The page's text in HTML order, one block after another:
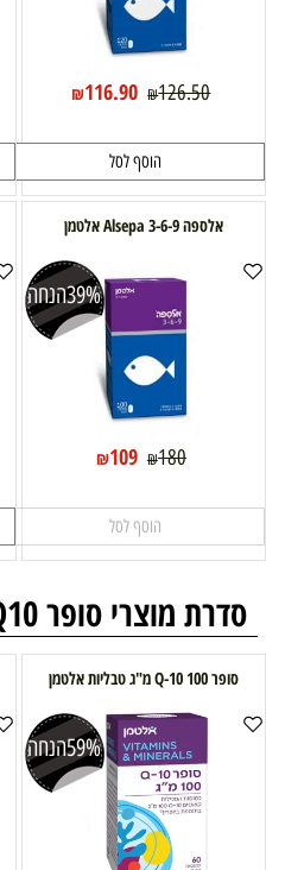
₪126.50
₪116.90
הוסף לסל
אלספה 3-6-9 Alsepa אלטמן
39%הנחה
₪180
₪109
הוסף לסל
סדרת מוצרי סופר Q10 קו אנזים קיו 10
סופר Q-10 100 מ"ג טבליות אלטמן
59%הנחה